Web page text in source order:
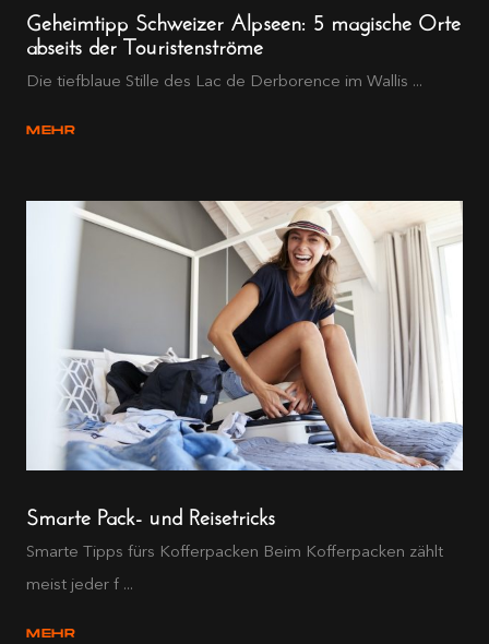
Geheimtipp Schweizer Alpseen: 5 magische Orte
abseits der Touristenströme
Die tiefblaue Stille des Lac de Derborence im Wallis ...
MEHR
Smarte Pack- und Reisetricks
Smarte Tipps fürs Kofferpacken Beim Kofferpacken zählt
meist jeder f ...
MEHR